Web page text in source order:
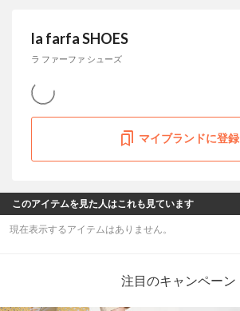
la farfa SHOES
ラ ファーファ シューズ
マイブランドに登録
このアイテムを見た人はこれも見ています
現在表示するアイテムはありません。
注目のキャンペーン